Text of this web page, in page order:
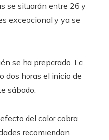
se situarán entre 26 y
excepcional y ya se
se ha preparado. La
dos horas el inicio de
sábado.
del calor cobra
recomiendan